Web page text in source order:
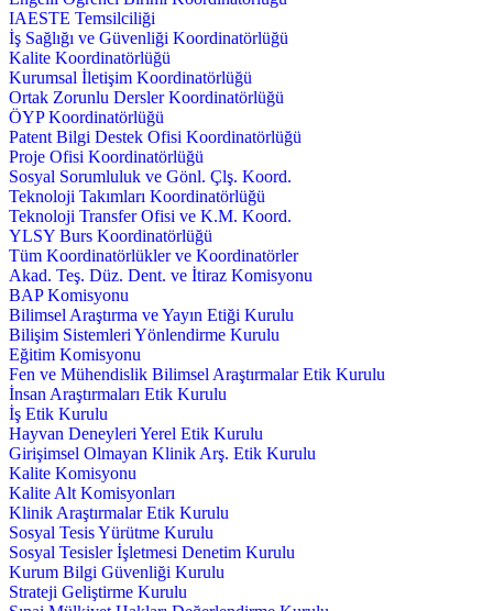
IAESTE Temsilciliği
İş Sağlığı ve Güvenliği Koordinatörlüğü
Kalite Koordinatörlüğü
Kurumsal İletişim Koordinatörlüğü
Ortak Zorunlu Dersler Koordinatörlüğü
ÖYP Koordinatörlüğü
Patent Bilgi Destek Ofisi Koordinatörlüğü
Proje Ofisi Koordinatörlüğü
Sosyal Sorumluluk ve Gönl. Çlş. Koord.
Teknoloji Takımları Koordinatörlüğü
Teknoloji Transfer Ofisi ve K.M. Koord.
YLSY Burs Koordinatörlüğü
Tüm Koordinatörlükler ve Koordinatörler
Akad. Teş. Düz. Dent. ve İtiraz Komisyonu
BAP Komisyonu
Bilimsel Araştırma ve Yayın Etiği Kurulu
Bilişim Sistemleri Yönlendirme Kurulu
Eğitim Komisyonu
Fen ve Mühendislik Bilimsel Araştırmalar Etik Kurulu
İnsan Araştırmaları Etik Kurulu
İş Etik Kurulu
Hayvan Deneyleri Yerel Etik Kurulu
Girişimsel Olmayan Klinik Arş. Etik Kurulu
Kalite Komisyonu
Kalite Alt Komisyonları
Klinik Araştırmalar Etik Kurulu
Sosyal Tesis Yürütme Kurulu
Sosyal Tesisler İşletmesi Denetim Kurulu
Kurum Bilgi Güvenliği Kurulu
Strateji Geliştirme Kurulu